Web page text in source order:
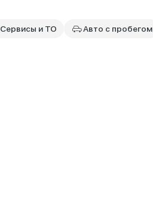
Сервисы и ТО Авто с пробегом